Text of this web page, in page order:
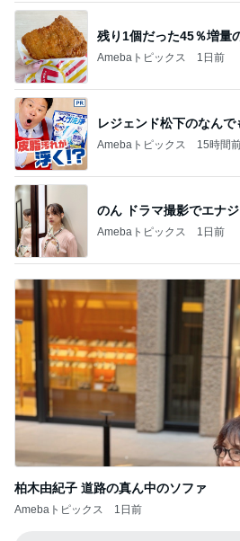
残り1個だった45％増量
Amebaトピックス 1日前
レジェンド松下のなんで
Amebaトピックス 15時間
のん ドラマ撮影でエナ
Amebaトピックス 1日前
柏木由紀子 道路の真ん中のソファ
Amebaトピックス 1日前